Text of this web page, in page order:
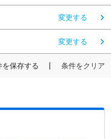
変更する
変更する
を保存する 条件をクリア